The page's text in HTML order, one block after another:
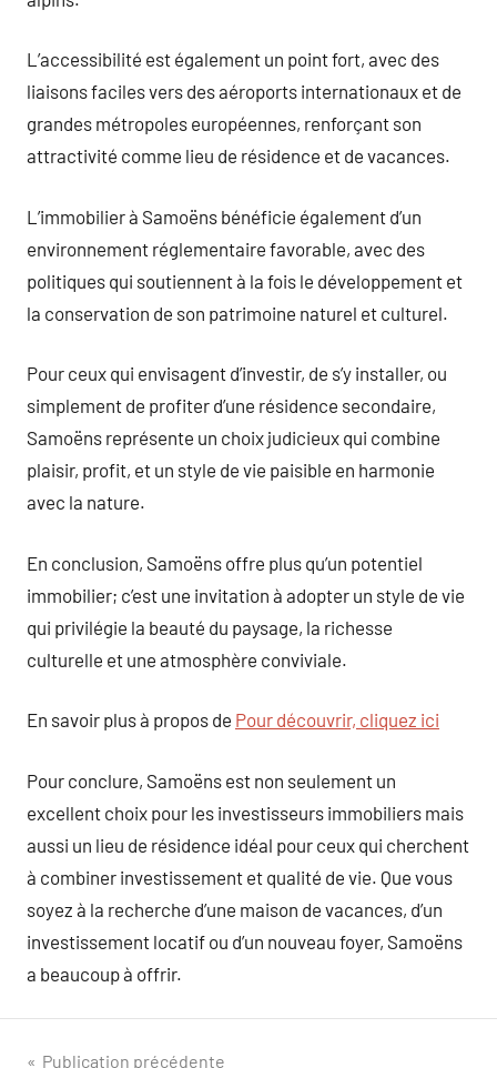
L’accessibilité est également un point fort, avec des
liaisons faciles vers des aéroports internationaux et de
grandes métropoles européennes, renforçant son
attractivité comme lieu de résidence et de vacances.
L’immobilier à Samoëns bénéficie également d’un
environnement réglementaire favorable, avec des
politiques qui soutiennent à la fois le développement et
la conservation de son patrimoine naturel et culturel.
Pour ceux qui envisagent d’investir, de s’y installer, ou
simplement de profiter d’une résidence secondaire,
Samoëns représente un choix judicieux qui combine
plaisir, profit, et un style de vie paisible en harmonie
avec la nature.
En conclusion, Samoëns offre plus qu’un potentiel
immobilier; c’est une invitation à adopter un style de vie
qui privilégie la beauté du paysage, la richesse
culturelle et une atmosphère conviviale.
En savoir plus à propos de Pour découvrir, cliquez ici
Pour conclure, Samoëns est non seulement un
excellent choix pour les investisseurs immobiliers mais
aussi un lieu de résidence idéal pour ceux qui cherchent
à combiner investissement et qualité de vie. Que vous
soyez à la recherche d’une maison de vacances, d’un
investissement locatif ou d’un nouveau foyer, Samoëns
a beaucoup à offrir.
Publication précédente